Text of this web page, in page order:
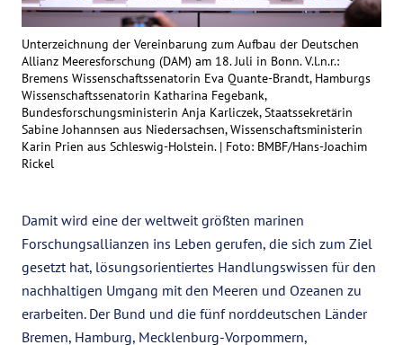
Unterzeichnung der Vereinbarung zum Aufbau der Deutschen
Allianz Meeresforschung (DAM) am 18. Juli in Bonn. V.l.n.r.:
Bremens Wissenschaftssenatorin Eva Quante-Brandt, Hamburgs
Wissenschaftssenatorin Katharina Fegebank,
Bundesforschungsministerin Anja Karliczek, Staatssekretärin
Sabine Johannsen aus Niedersachsen, Wissenschaftsministerin
Karin Prien aus Schleswig-Holstein. | Foto: BMBF/Hans-Joachim
Rickel
Damit wird eine der weltweit größten marinen
Forschungsallianzen ins Leben gerufen, die sich zum Ziel
gesetzt hat, lösungsorientiertes Handlungswissen für den
nachhaltigen Umgang mit den Meeren und Ozeanen zu
erarbeiten. Der Bund und die fünf norddeutschen Länder
Bremen, Hamburg, Mecklenburg-Vorpommern,